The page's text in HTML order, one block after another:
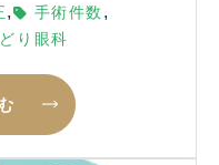
, 手術件数 ,
り眼科